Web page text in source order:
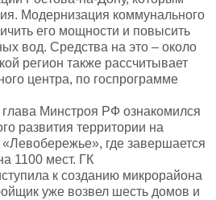
Модернизация коммунального
его мощности и повысить
вод. Средства на это – около
регион также рассчитывает
центра, по госпрограмме
Минстроя РФ ознакомился
развития территории на
где завершается
1100 мест. ГК
к созданию микрорайона
уже возвел шесть домов и